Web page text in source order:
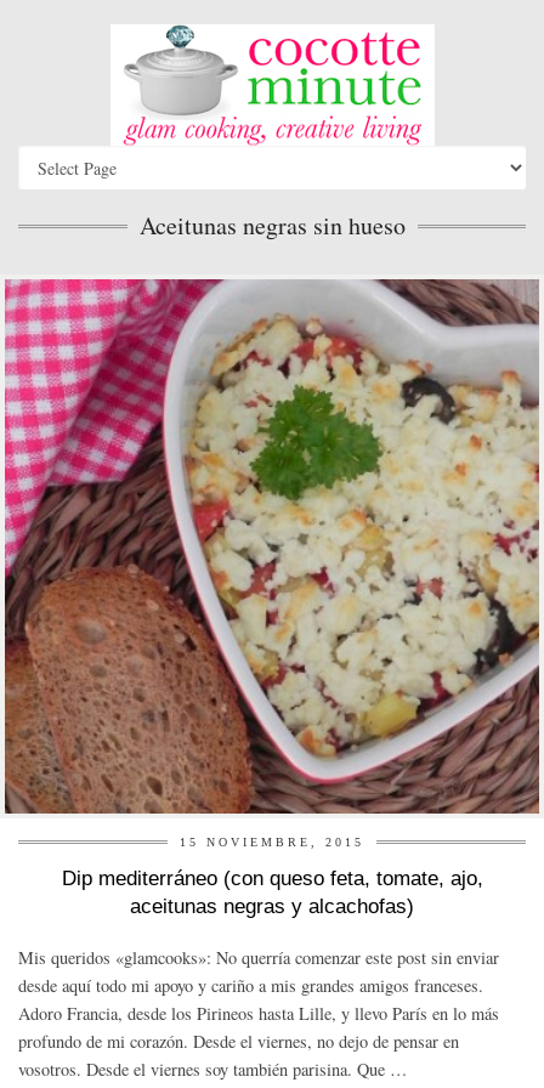
Aceitunas negras sin hueso
15 NOVIEMBRE, 2015
Dip mediterráneo (con queso feta, tomate, ajo,
aceitunas negras y alcachofas)
Mis queridos «glamcooks»: No querría comenzar este post sin enviar
desde aquí todo mi apoyo y cariño a mis grandes amigos franceses.
Adoro Francia, desde los Pirineos hasta Lille, y llevo París en lo más
profundo de mi corazón. Desde el viernes, no dejo de pensar en
vosotros. Desde el viernes soy también parisina. Que …